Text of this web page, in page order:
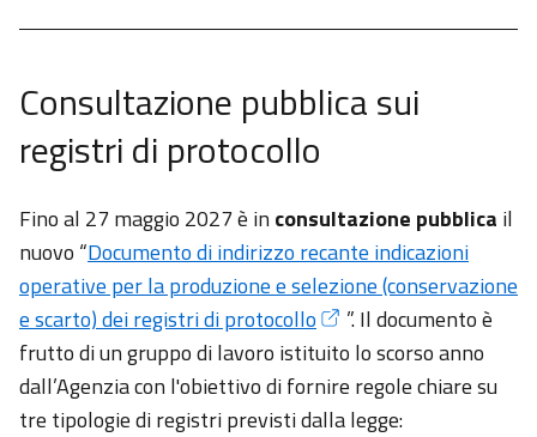
Consultazione pubblica sui
registri di protocollo
Fino al 27 maggio 2027 è in consultazione pubblica il
nuovo “Documento di indirizzo recante indicazioni
operative per la produzione e selezione (conservazione
e scarto) dei registri di protocollo
”. Il documento è
frutto di un gruppo di lavoro istituito lo scorso anno
dall’Agenzia con l'obiettivo di fornire regole chiare su
tre tipologie di registri previsti dalla legge: